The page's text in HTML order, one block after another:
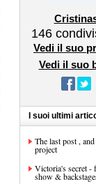
146
Vedi il suo
Vedi il suo
I suoi ultimi
The last post ,
project
Victoria's secret -
show &